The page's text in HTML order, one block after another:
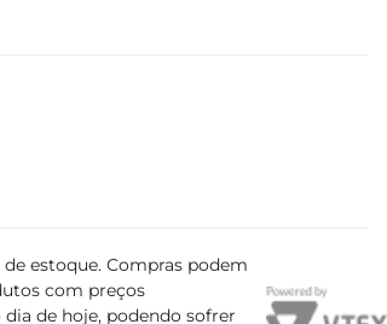
estoque. Compras podem
com preços
de hoje, podendo sofrer